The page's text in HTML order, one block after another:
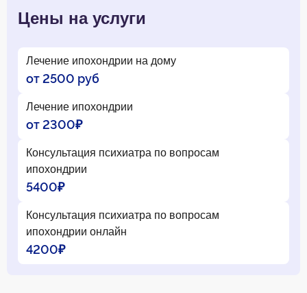
Цены на услуги
Лечение ипохондрии на дому
от 2500 руб
Лечение ипохондрии
от 2300₽
Консультация психиатра по вопросам
ипохондрии
5400₽
Консультация психиатра по вопросам
ипохондрии онлайн
4200₽